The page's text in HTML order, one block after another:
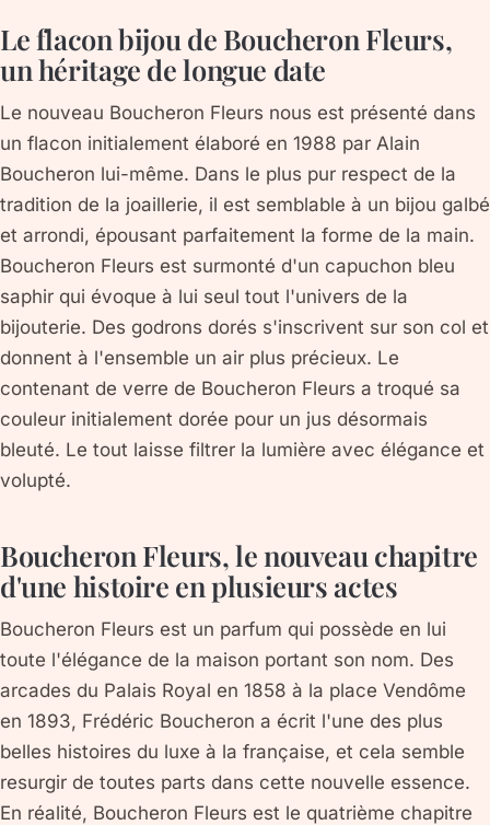
Le flacon bijou de Boucheron Fleurs,
un héritage de longue date
Le nouveau Boucheron Fleurs nous est présenté dans
un flacon initialement élaboré en 1988 par Alain
Boucheron lui-même. Dans le plus pur respect de la
tradition de la joaillerie, il est semblable à un bijou galbé
et arrondi, épousant parfaitement la forme de la main.
Boucheron Fleurs est surmonté d'un capuchon bleu
saphir qui évoque à lui seul tout l'univers de la
bijouterie. Des godrons dorés s'inscrivent sur son col et
donnent à l'ensemble un air plus précieux. Le
contenant de verre de Boucheron Fleurs a troqué sa
couleur initialement dorée pour un jus désormais
bleuté. Le tout laisse filtrer la lumière avec élégance et
volupté.
Boucheron Fleurs, le nouveau chapitre
d'une histoire en plusieurs actes
Boucheron Fleurs est un parfum qui possède en lui
toute l'élégance de la maison portant son nom. Des
arcades du Palais Royal en 1858 à la place Vendôme
en 1893, Frédéric Boucheron a écrit l'une des plus
belles histoires du luxe à la française, et cela semble
resurgir de toutes parts dans cette nouvelle essence.
En réalité, Boucheron Fleurs est le quatrième chapitre